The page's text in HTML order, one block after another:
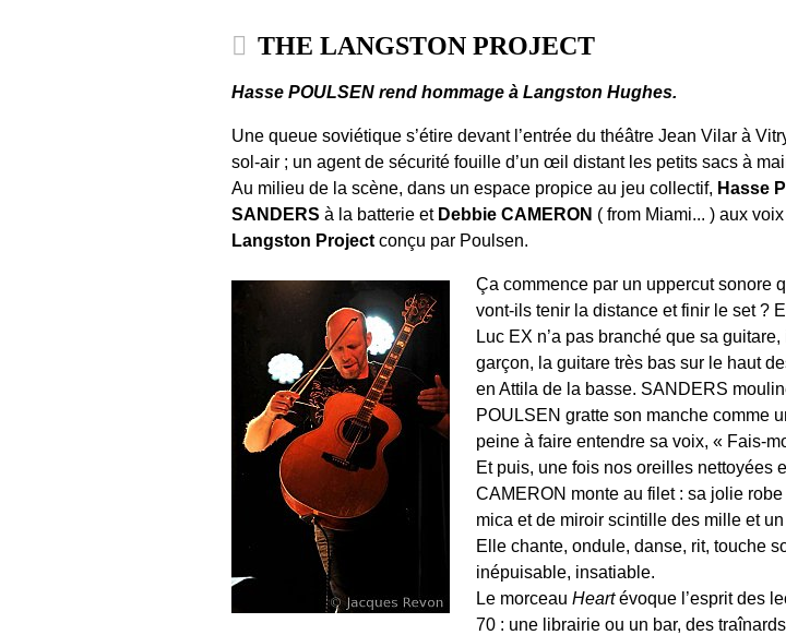
THE LANGSTON PROJECT
Hasse POULSEN rend hommage à Langston Hughes.
Une queue soviétique s’étire devant l’entrée du théâtre Jean Vilar à
sol-air ; un agent de sécurité fouille d’un œil distant les petits sacs à
Au milieu de la scène, dans un espace propice au jeu collectif, Hasse
SANDERS à la batterie et Debbie CAMERON ( from Miami... ) aux
Langston Project conçu par Poulsen.
Ça commence par un uppercut sonore
vont-ils tenir la distance et finir le set ?
Luc EX n’a pas branché que sa
garçon, la guitare très bas sur le haut
en Attila de la basse. SANDERS
POULSEN gratte son manche comme
peine à faire entendre sa voix, « Fais-
Et puis, une fois nos oreilles nettoyées
CAMERON monte au filet : sa jolie
mica et de miroir scintille des mille et
Elle chante, ondule, danse, rit, touche
inépuisable, insatiable.
Le morceauHeartévoque l’esprit des
70 : une librairie ou un bar, des